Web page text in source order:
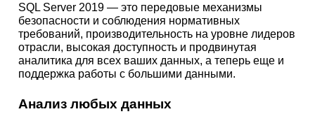
SQL Server 2019 — это передовые механизмы
безопасности и соблюдения нормативных
требований, производительность на уровне лидеров
отрасли, высокая доступность и продвинутая
аналитика для всех ваших данных, а теперь еще и
поддержка работы с большими данными.
Анализ любых данных